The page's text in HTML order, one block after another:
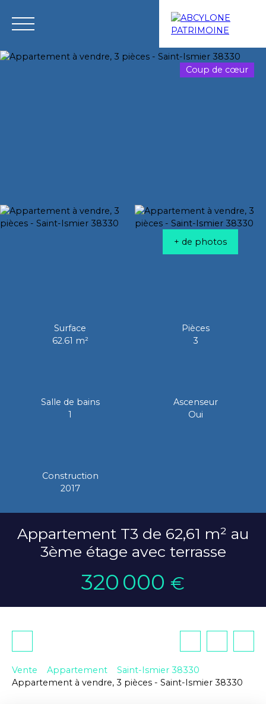
Coup de cœur
+ de photos
Surface
62.61 m²
Pièces
3
Salle de bains
1
Ascenseur
Oui
Construction
2017
Appartement T3 de 62,61 m² au
3ème étage avec terrasse
320 000 €
Vente Appartement
Saint-Ismier 38330
Appartement à vendre, 3 pièces - Saint-Ismier 38330